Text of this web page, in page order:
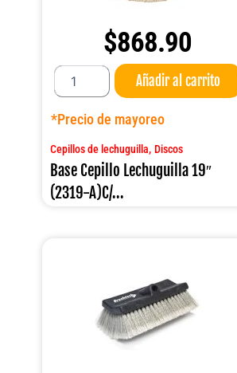
$868.90
Base
Cepillo
Lechuguilla
19"
A)C/TORRETA
cantidad
Añadir al carrito
*Precio de mayoreo
Cepillos de lechuguilla, Discos
Base Cepillo Lechuguilla 19″
(2319-A)C/...